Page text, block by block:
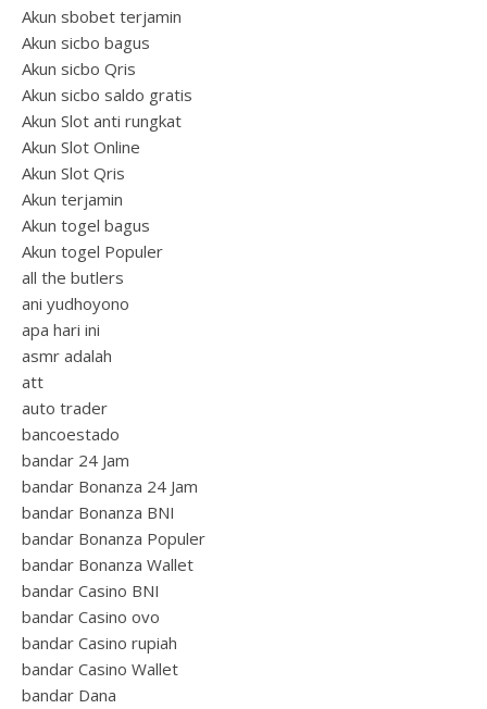
Akun sbobet terjamin
Akun sicbo bagus
Akun sicbo Qris
Akun sicbo saldo gratis
Akun Slot anti rungkat
Akun Slot Online
Akun Slot Qris
Akun terjamin
Akun togel bagus
Akun togel Populer
all the butlers
ani yudhoyono
apa hari ini
asmr adalah
att
auto trader
bancoestado
bandar 24 Jam
bandar Bonanza 24 Jam
bandar Bonanza BNI
bandar Bonanza Populer
bandar Bonanza Wallet
bandar Casino BNI
bandar Casino ovo
bandar Casino rupiah
bandar Casino Wallet
bandar Dana